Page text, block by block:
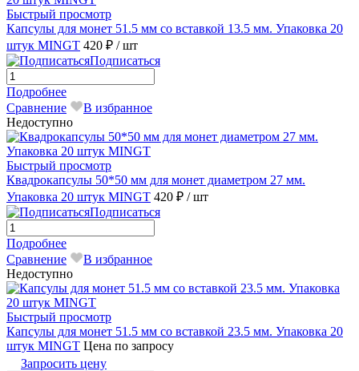
Быстрый просмотр
Капсулы для монет 51.5 мм со вставкой 13.5 мм. Упаковка 20
штук MINGT 420 ₽ / шт
Подписаться
Подробнее
Сравнение
В избранное
Недоступно
Быстрый просмотр
Квадрокапсулы 50*50 мм для монет диаметром 27 мм.
Упаковка 20 штук MINGT 420 ₽ / шт
Подписаться
Подробнее
Сравнение
В избранное
Недоступно
Быстрый просмотр
Капсулы для монет 51.5 мм со вставкой 23.5 мм. Упаковка 20
штук MINGT Цена по запросу
Запросить цену